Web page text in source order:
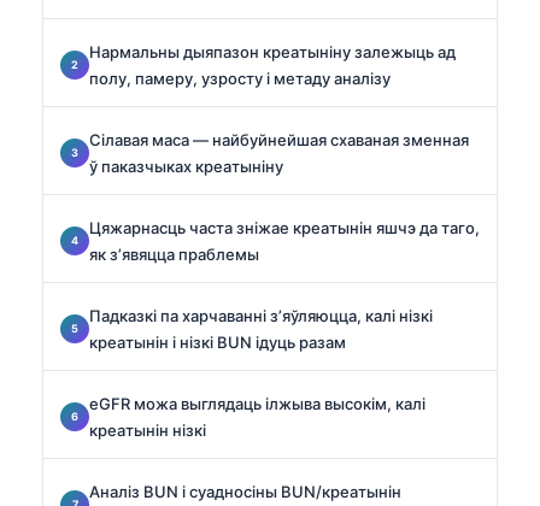
Нармальны дыяпазон креатыніну залежыць ад
полу, памеру, узросту і метаду аналізу
Сілавая маса — найбуйнейшая схаваная зменная
ў паказчыках креатыніну
Цяжарнасць часта зніжае креатынін яшчэ да таго,
як з’явяцца праблемы
Падказкі па харчаванні з’яўляюцца, калі нізкі
креатынін і нізкі BUN ідуць разам
eGFR можа выглядаць ілжыва высокім, калі
креатынін нізкі
Аналіз BUN і суадносіны BUN/креатынін